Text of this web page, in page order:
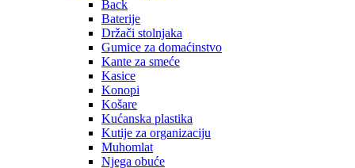
Back
Baterije
Držači stolnjaka
Gumice za domaćinstvo
Kante za smeće
Kasice
Konopi
Košare
Kućanska plastika
Kutije za organizaciju
Muhomlat
Njega obuće